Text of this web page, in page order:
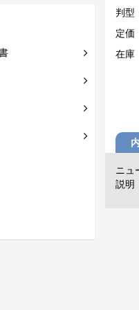
判型
定価
在庫
ニュ
説明